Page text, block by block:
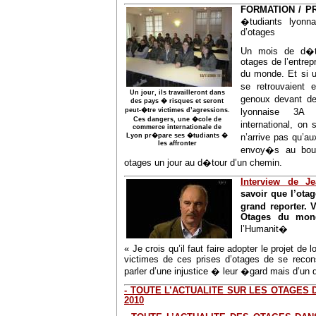
Un jour, ils travailleront dans
des pays � risques et seront
peut-�tre victimes d’agressions.
Ces dangers, une �cole de
commerce internationale de
Lyon pr�pare ses �tudiants �
les affronter
FORMATION /
�tudiants
d’otages
Un mois de
otages de
du monde. Et si
se
genoux devant
lyonnaise 3A
international, on
n’arrive pas
envoy�s au
otages un jour au d�tour d’un chemin.
Interview de
savoir que
grand reporter.
Otages du
l’Humanit�
« Je crois qu’il faut faire adopter le projet de
victimes de ces prises d’otages de se
parler d’une injustice � leur �gard mais
- TOUTE L’ACTUALITE SUR LES OTAGES
2010